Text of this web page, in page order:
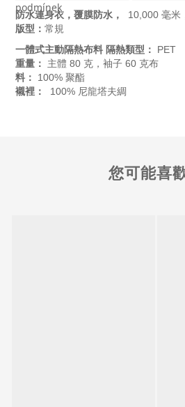
防水連身衣， 覆膜防水， 10,000 毫米
版型： 常規
一體式主動隔熱布料 隔熱類型： PET
重量： 主體 80 克，袖子 60 克布
料： 100% 聚酯
襯裡： 100% 尼龍塔夫綢
您可能喜